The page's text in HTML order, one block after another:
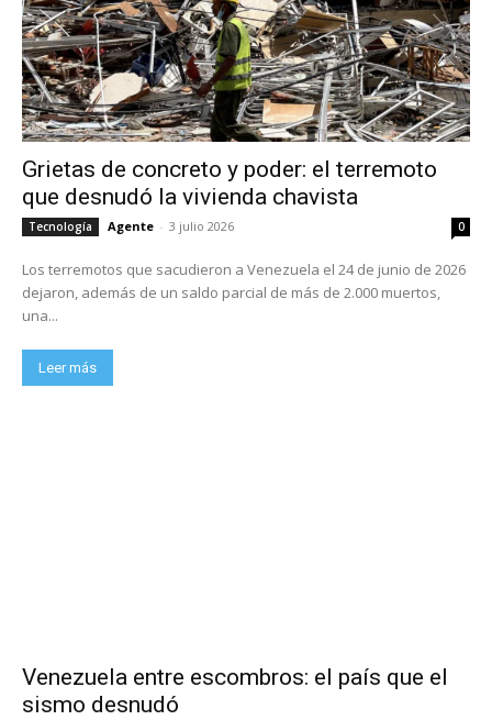
Grietas de concreto y poder: el terremoto
que desnudó la vivienda chavista
Tecnología Agente - 3 julio 2026 0
Los terremotos que sacudieron a Venezuela el 24 de junio de 2026
dejaron, además de un saldo parcial de más de 2.000 muertos,
una...
Leer más
Venezuela entre escombros: el país que el
sismo desnudó